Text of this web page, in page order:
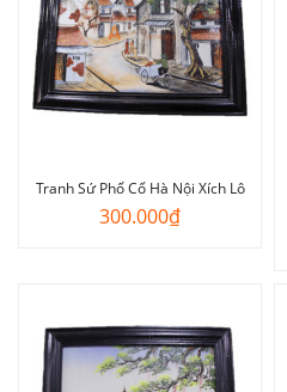
Tranh Sứ Phố Cổ Hà Nội Xích Lô
300.000₫